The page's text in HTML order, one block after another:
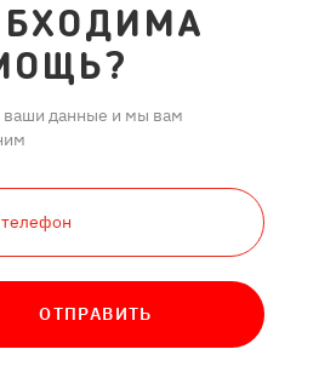
ваши данные и мы вам
ОТПРАВИТЬ